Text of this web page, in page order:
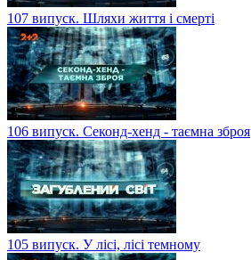
107 випуск. Шляхи життя і смерті
106 випуск. Секонд-хенд - таємна зброя
105 випуск. У лісі, лісі темному